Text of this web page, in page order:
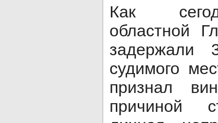
Как
областной
задержали
судимого
признал
причиной